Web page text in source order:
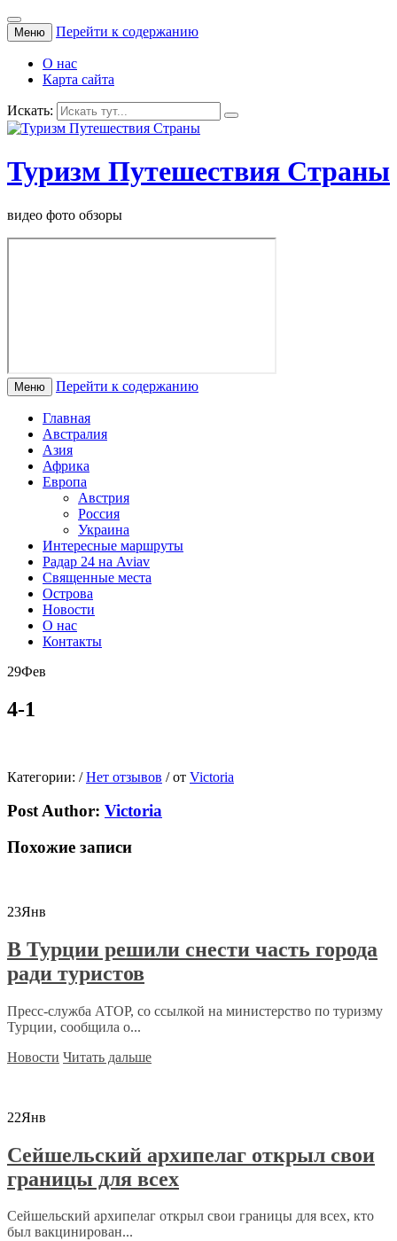
Меню Перейти к содержанию
О нас
Карта сайта
Искать:
Туризм Путешествия Страны
видео фото обзоры
Меню Перейти к содержанию
Главная
Австралия
Азия
Африка
Европа
Австрия
Россия
Украина
Интересные маршруты
Радар 24 на Aviav
Священные места
Острова
Новости
О нас
Контакты
29Фев
4-1
Категории: / Нет отзывов /от Victoria
Post Author: Victoria
Похожие записи
23Янв
В Турции решили снести часть города
ради туристов
Пресс-служба АТОР, со ссылкой на министерство по туризму
Турции, сообщила о...
Новости Читать дальше
22Янв
Сейшельский архипелаг открыл свои
границы для всех
Сейшельский архипелаг открыл свои границы для всех, кто
был вакцинирован...